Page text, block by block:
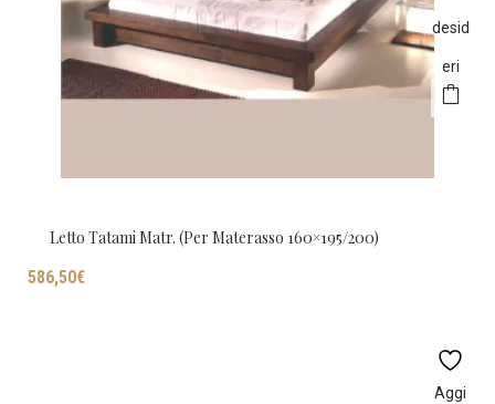
desid
eri
Letto Tatami Matr. (per Materasso 160×195/200)
586,50€
Aggi